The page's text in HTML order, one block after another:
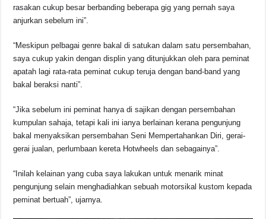
rasakan cukup besar berbanding beberapa gig yang pernah saya
anjurkan sebelum ini”.
“Meskipun pelbagai genre bakal di satukan dalam satu persembahan,
saya cukup yakin dengan displin yang ditunjukkan oleh para peminat
apatah lagi rata-rata peminat cukup teruja dengan band-band yang
bakal beraksi nanti”.
“Jika sebelum ini peminat hanya di sajikan dengan persembahan
kumpulan sahaja, tetapi kali ini ianya berlainan kerana pengunjung
bakal menyaksikan persembahan Seni Mempertahankan Diri, gerai-
gerai jualan, perlumbaan kereta Hotwheels dan sebagainya”.
“Inilah kelainan yang cuba saya lakukan untuk menarik minat
pengunjung selain menghadiahkan sebuah motorsikal kustom kepada
peminat bertuah”, ujarnya.